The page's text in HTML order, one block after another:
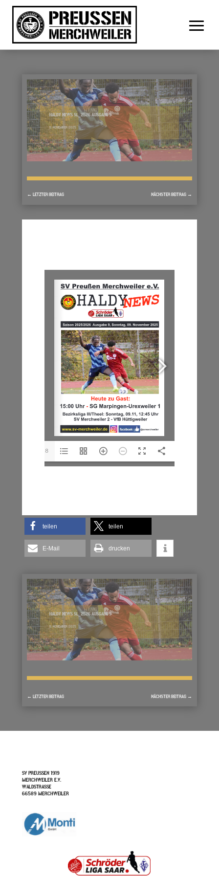
HALDY NEWS SL_2526 AUSGABE 9
5. NOVEMBER 2025
← LETZTER BEITRAG NÄCHSTER BEITRAG →
1/28
teilen teilen
E-Mail drucken
HALDY NEWS SL_2526 AUSGABE 9
5. NOVEMBER 2025
← LETZTER BEITRAG NÄCHSTER BEITRAG →
SV PREUSSEN 1919
MERCHWEILER E.V.
WALDSTRASSE
66589 MERCHWEILER